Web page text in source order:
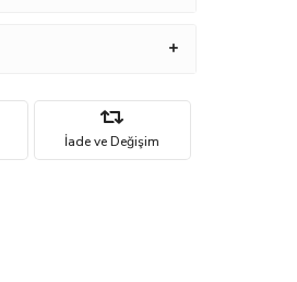
İade ve Değişim